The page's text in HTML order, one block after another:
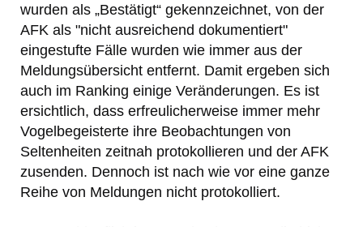
wurden als „Bestätigt“ gekennzeichnet, von der
AFK als "nicht ausreichend dokumentiert"
eingestufte Fälle wurden wie immer aus der
Meldungsübersicht entfernt. Damit ergeben sich
auch im Ranking einige Veränderungen. Es ist
ersichtlich, dass erfreulicherweise immer mehr
Vogelbegeisterte ihre Beobachtungen von
Seltenheiten zeitnah protokollieren und der AFK
zusenden. Dennoch ist nach wie vor eine ganze
Reihe von Meldungen nicht protokolliert.